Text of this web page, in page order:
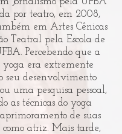
por teatro, em 2008,
em Artes Cênicas
Teatral pela Escola de
Percebendo que a
yoga era extremente
seu desenvolvimento
uma pesquisa pessoal,
as técnicas do yoga
de suas
atriz. Mais tarde,